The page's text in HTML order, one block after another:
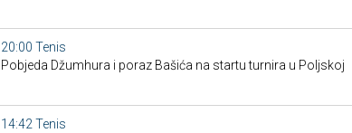
20:00 Tenis
Pobjeda Džumhura i poraz Bašića na startu turnira u Poljskoj
14:42 Tenis